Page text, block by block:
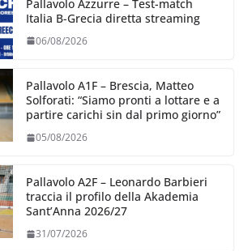
Pallavolo Azzurre – Test-match
Italia B-Grecia diretta streaming
06/08/2026
Pallavolo A1F – Brescia, Matteo
Solforati: “Siamo pronti a lottare e a
partire carichi sin dal primo giorno”
05/08/2026
Pallavolo A2F – Leonardo Barbieri
traccia il profilo della Akademia
Sant’Anna 2026/27
31/07/2026